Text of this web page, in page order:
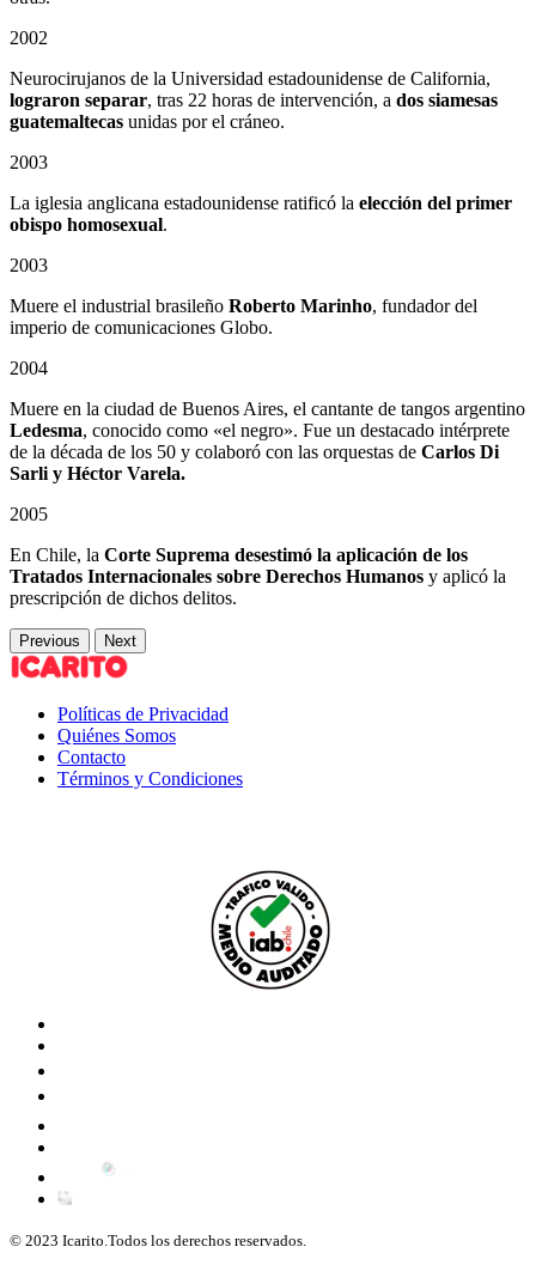
2002
Neurocirujanos de la Universidad estadounidense de California,
lograron separar, tras 22 horas de intervención, a dos siamesas
guatemaltecas unidas por el cráneo.
2003
La iglesia anglicana estadounidense ratificó la elección del primer
obispo homosexual.
2003
Muere el industrial brasileño Roberto Marinho, fundador del
imperio de comunicaciones Globo.
2004
Muere en la ciudad de Buenos Aires, el cantante de tangos argentino
Ledesma, conocido como «el negro». Fue un destacado intérprete
de la década de los 50 y colaboró con las orquestas de Carlos Di
Sarli y Héctor Varela.
2005
En Chile, la Corte Suprema desestimó la aplicación de los
Tratados Internacionales sobre Derechos Humanos y aplicó la
prescripción de dichos delitos.
Previous Next
Políticas de Privacidad
Quiénes Somos
Contacto
Términos y Condiciones
© 2023 Icarito.Todos los derechos reservados.